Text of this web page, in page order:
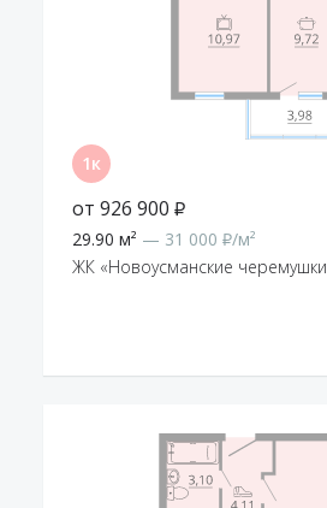
от 926 900 ₽
29.90 м² — 31 000 ₽/м²
ЖК «Новоусманские